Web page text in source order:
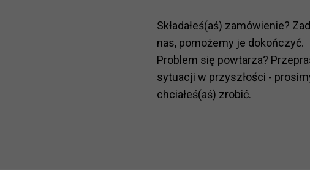
Składałeś(aś) zamówienie?
nas, pomożemy je dokończyć.
Problem się powtarza?
sytuacji w przyszłości -
chciałeś(aś) zrobić.